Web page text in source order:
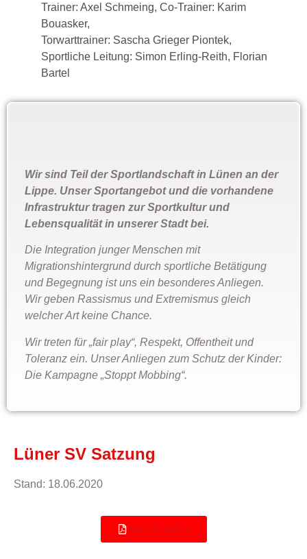
Trainer: Axel Schmeing, Co-Trainer: Karim
Bouasker,
Torwarttrainer: Sascha Grieger Piontek,
Sportliche Leitung: Simon Erling-Reith, Florian
Bartel
Wir sind Teil der Sportlandschaft in Lünen an der
Lippe. Unser Sportangebot und die vorhandene
Infrastruktur tragen zur Sportkultur und
Lebensqualität in unserer Stadt bei.
Die Integration junger Menschen mit
Migrationshintergrund durch sportliche Betätigung
und Begegnung ist uns ein besonderes Anliegen.
Wir geben Rassismus und Extremismus gleich
welcher Art keine Chance.
Wir treten für „fair play“, Respekt, Offentheit und
Toleranz ein. Unser Anliegen zum Schutz der Kinder:
Die Kampagne „Stoppt Mobbing“.
Lüner SV Satzung
Stand: 18.06.2020
Herunterladen